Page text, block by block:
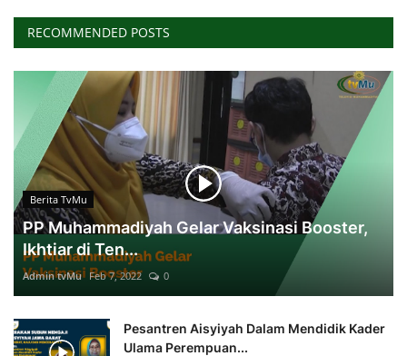
RECOMMENDED POSTS
Berita TvMu
PP Muhammadiyah Gelar Vaksinasi Booster,
Ikhtiar di Ten...
Admin tvMu Feb 7, 2022 0
Pesantren Aisyiyah Dalam Mendidik Kader
Ulama Perempuan...